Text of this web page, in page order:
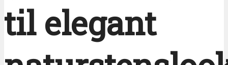
til elegant